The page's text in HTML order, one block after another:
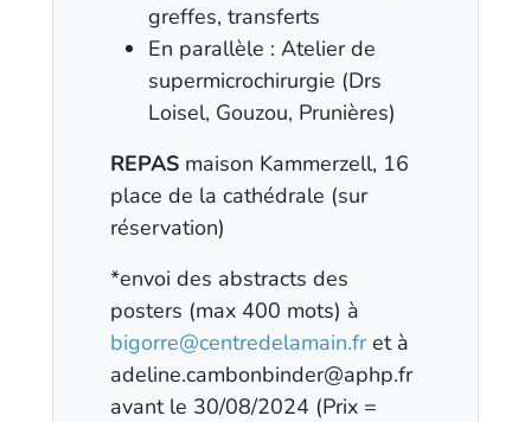
greffes, transferts
En parallèle : Atelier de
supermicrochirurgie (Drs
Loisel, Gouzou, Prunières)
REPAS maison Kammerzell, 16
place de la cathédrale (sur
réservation)
*envoi des abstracts des
posters (max 400 mots) à
bigorre@centredelamain.fret à
adeline.cambonbinder@aphp.fr
avant le 30/08/2024 (Prix =